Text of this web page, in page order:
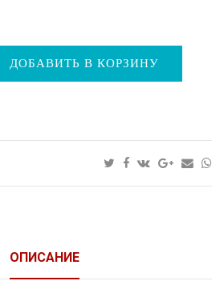
ДОБАВИТЬ В КОРЗИНУ
ОПИСАНИЕ